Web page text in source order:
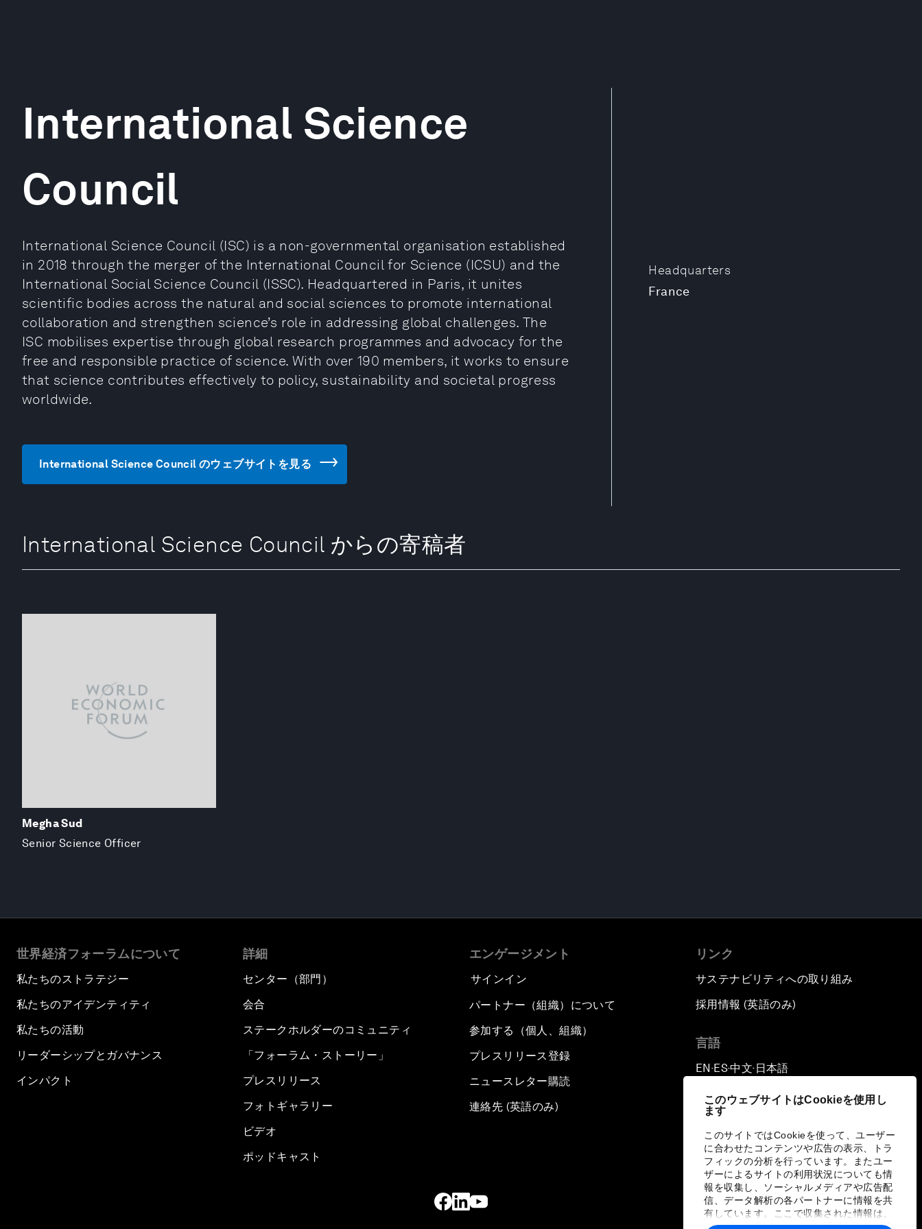
このウェブサイトはCookieを使用し
ます
このサイトではCookieを使って、ユーザー
に合わせたコンテンツや広告の表示、トラ
フィックの分析を行っています。またユー
ザーによるサイトの利用状況についても情
報を収集し、ソーシャルメディアや広告配
信、データ解析の各パートナーに情報を共
有しています。ここで収集された情報は、
ユーザーが各パートナーに提供した他の情
Headquarters
France
International Science
Council
International Science Council (ISC) is a non-governmental organisation established
in 2018 through the merger of the International Council for Science (ICSU) and the
International Social Science Council (ISSC). Headquartered in Paris, it unites
scientific bodies across the natural and social sciences to promote international
collaboration and strengthen science’s role in addressing global challenges. The
ISC mobilises expertise through global research programmes and advocacy for the
free and responsible practice of science. With over 190 members, it works to ensure
that science contributes effectively to policy, sustainability and societal progress
worldwide.
International Science Council のウェブサイトを見る
International Science Council からの寄稿者
Megha Sud
Senior Science Officer
世界経済フォーラムについて
私たちのストラテジー
私たちのアイデンティティ
私たちの活動
リーダーシップとガバナンス
インパクト
詳細
センター（部門）
会合
ステークホルダーのコミュニティ
「フォーラム・ストーリー」
プレスリリース
フォトギャラリー
ビデオ
ポッドキャスト
エンゲージメント
サインイン
パートナー（組織）について
参加する（個人、組織）
プレスリリース登録
ニュースレター購読
連絡先 (英語のみ)
リンク
サステナビリティへの取り組み
採用情報 (英語のみ)
言語
EN ▪ES▪中文▪ 日本語